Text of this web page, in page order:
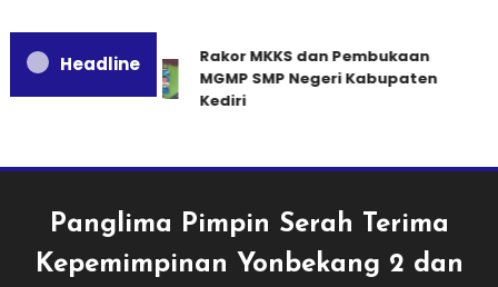
Headline
Rakor MKKS dan Pembukaan
MGMP SMP Negeri Kabupaten
Kediri
Panglima Pimpin Serah Terima
Kepemimpinan Yonbekang 2 dan